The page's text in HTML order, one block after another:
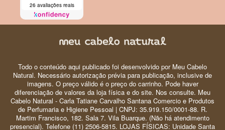
26 avaliações reais
Todo o conteúdo aqui publicado foi desenvolvido por Meu Cabelo
Natural. Necessário autorização prévia para publicação, inclusive de
imagens. O preço válido é o preço do carrinho. Pode haver
diferenciação de valores da loja física e do site. Nos consulte. Meu
Cabelo Natural - Carla Tatiane Carvalho Santana Comercio e Produtos
de Perfumaria e Higiene Pessoal | CNPJ: 35.919.150/0001-88. R.
Martim Francisco, 182. Sala 7. Vila Buarque. (Não há atendimento
presencial). Telefone (11) 2506-5815. LOJAS FÍSICAS: Unidade Santa